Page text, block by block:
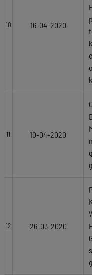
10 16-04-2020
11 10-04-2020
12 26-03-2020